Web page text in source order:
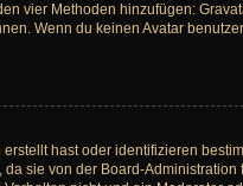
vier Methoden hinzufügen:
Wenn du keinen Avatar
hast oder identifizieren
sie von der Board-